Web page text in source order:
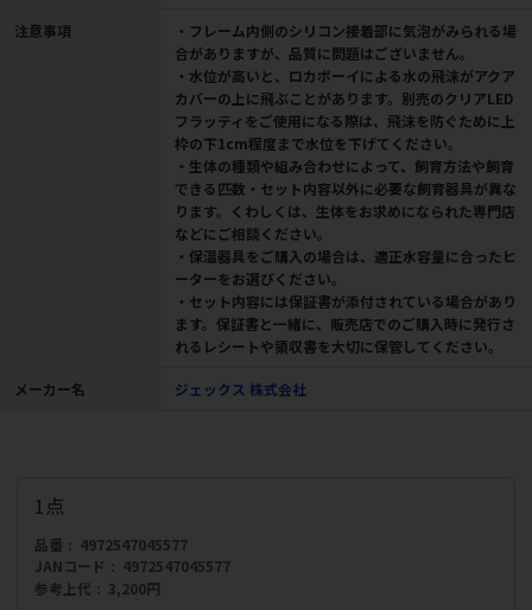
注意事項
・フレーム内側のシリコン接着部に気泡がみられる場
合がありますが、品質に問題はございません。
・水位が高いと、ロカボーイによる水の飛沫がアクア
カバーの上に飛ぶことがあります。別売のクリアLED
フラッティをご使用になる際は、飛沫を防ぐために上
枠の下1cm程度まで水位を下げてください。
・生体の種類や組み合わせによって、飼育方法や飼育
できる匹数・セット内容以外に必要な飼育器具が異な
ります。くわしくは、生体をお求めになられた専門店
などにご相談ください。
・保温器具をご購入の場合は、適正水容量に合ったヒ
ーターをお選びください。
・セット内容には保証書が添付されている場合があり
ます。保証書と一緒に、販売店でのご購入時に発行さ
れるレシートや領収書を大切に保管してください。
メーカー名 ジェックス 株式会社
1点
品番
4972547045577
JANコード
4972547045577
参考上代
3,200円